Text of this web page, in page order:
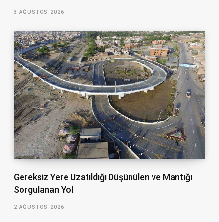
3 AĞUSTOS 2026
Gereksiz Yere Uzatıldığı Düşünülen ve Mantığı
Sorgulanan Yol
2 AĞUSTOS 2026